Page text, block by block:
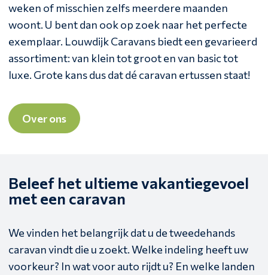
weken of misschien zelfs meerdere maanden
woont. U bent dan ook op zoek naar het perfecte
exemplaar. Louwdijk Caravans biedt een gevarieerd
assortiment: van klein tot groot en van basic tot
luxe. Grote kans dus dat dé caravan ertussen staat!
Over ons
Beleef het ultieme vakantiegevoel
met een caravan
We vinden het belangrijk dat u de tweedehands
caravan vindt die u zoekt. Welke indeling heeft uw
voorkeur? In wat voor auto rijdt u? En welke landen